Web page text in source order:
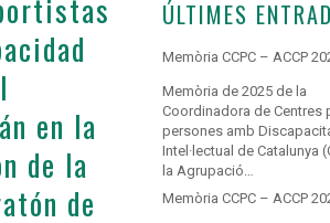
en la
de la
de
ÚLTIMES
Memòria CCPC – ACCP
Memòria de 2025 de la
Coordinadora de Centres
persones amb
Intel·lectual de Catalunya
la Agrupació…
Memòria CCPC – ACCP